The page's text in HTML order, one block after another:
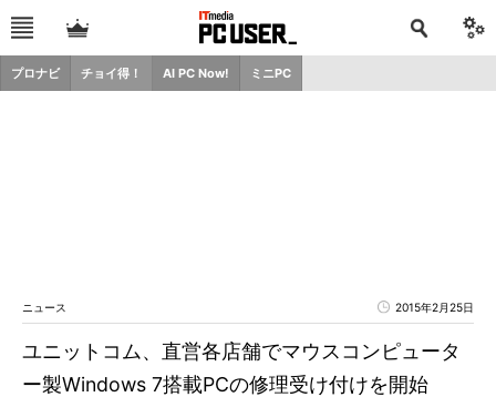
プロナビ チョイ得！ AI PC Now! ミニPC
ニュース 2015年2月25日
ユニットコム、直営各店舗でマウスコンピュータ
ー製Windows 7搭載PCの修理受け付けを開始